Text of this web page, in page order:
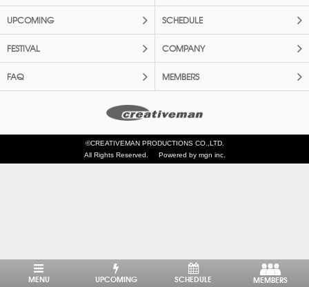
UPCOMING SCHEDULE
FESTIVAL COMPANY
FAQ MEMBERS
©CREATIVEMAN PRODUCTIONS CO.,LTD.
All Rights Reserved.
Powered by mgn inc.
MENU UPCOMING SCHEDULE MEMBERS